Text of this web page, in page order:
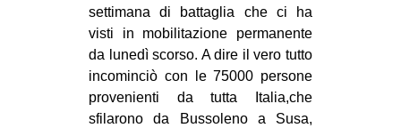
STUDENTI
CULTURE
ARTE
CINEMA
settimana di battaglia che ci ha
visti in mobilitazione permanente
da lunedì scorso. A dire il vero tutto
incominciò con le 75000 persone
provenienti da tutta Italia,che
sfilarono da Bussoleno a Susa,